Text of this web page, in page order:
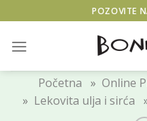
to
content
POZOVITE
Početna » Online
» Lekovita ulja i sirća